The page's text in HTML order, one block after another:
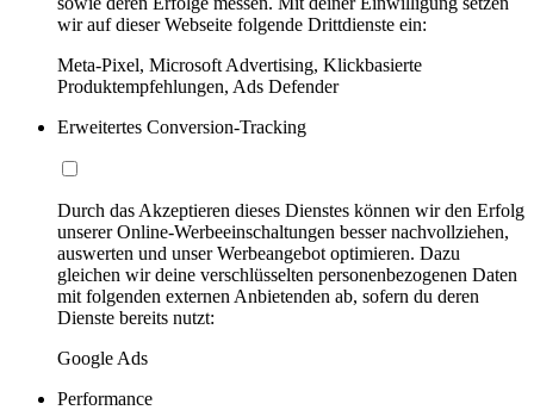
wir auf dieser Webseite folgende Drittdienste ein:
Meta-Pixel, Microsoft Advertising, Klickbasierte
Produktempfehlungen, Ads Defender
Erweitertes Conversion-Tracking
Durch das Akzeptieren dieses Dienstes können wir den Erfolg
unserer Online-Werbeeinschaltungen besser nachvollziehen,
auswerten und unser Werbeangebot optimieren. Dazu
gleichen wir deine verschlüsselten personenbezogenen Daten
mit folgenden externen Anbietenden ab, sofern du deren
Dienste bereits nutzt:
Google Ads
Performance